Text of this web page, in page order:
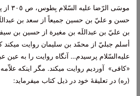
موسَی
حسن‌ و عليّ بن‌ حسين‌ جميعاً از سعد بن‌
بن‌ عليّ بن‌ عبداللَه‌ بن‌ مغيرة‌ از حسين‌ بن‌
أسلم‌ جبليّ از محمّد بن‌ سليمان‌ روايت‌ ميکند
عليه‌السّلام‌ پرسيدم‌… آنگاه‌ روايت‌ را به‌ عين‌
«کافی» آورديم‌ روايت‌ ميکند. مگر اينکه‌
(ره‌) در تعليقۀ خود در ذيل‌ کتاب‌ ميفرمايد: